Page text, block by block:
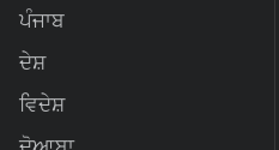
ਪੰਜਾਬ
ਦੇਸ਼
ਵਿਦੇਸ਼